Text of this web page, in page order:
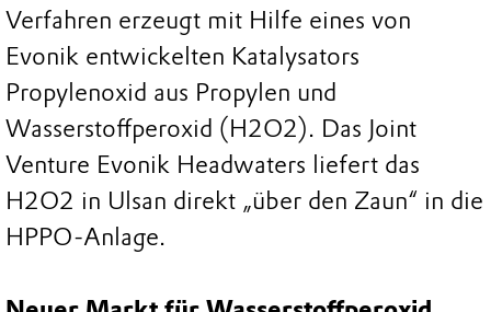
Verfahren erzeugt mit Hilfe eines von
Evonik entwickelten Katalysators
Propylenoxid aus Propylen und
Wasserstoffperoxid (H2O2). Das Joint
Venture Evonik Headwaters liefert das
H2O2 in Ulsan direkt „über den Zaun“ in die
HPPO-Anlage.